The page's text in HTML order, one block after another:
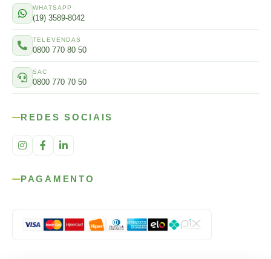
WHATSAPP
(19) 3589-8042
TELEVENDAS
0800 770 80 50
SAC
0800 770 70 50
REDES SOCIAIS
PAGAMENTO